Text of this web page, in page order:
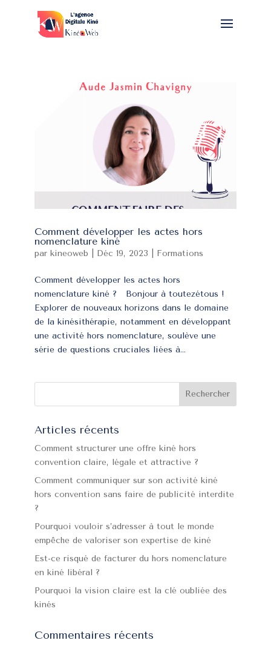
Comment développer les actes hors
nomenclature kiné
par kineoweb Déc 19, 2023 Formations
Comment développer les actes hors
nomenclature kiné ? Bonjour à toutezétous !
Explorer de nouveaux horizons dans le domaine
de la kinésithérapie, notamment en développant
une activité hors nomenclature, soulève une
série de questions cruciales liées à...
Articles récents
Comment structurer une offre kiné hors
convention claire, légale et attractive ?
Comment communiquer sur son activité kiné
hors convention sans faire de publicité interdite
?
Pourquoi vouloir s’adresser à tout le monde
empêche de valoriser son expertise de kiné
Est-ce risqué de facturer du hors nomenclature
en kiné libéral ?
Pourquoi la vision claire est la clé oubliée des
kinés
Commentaires récents